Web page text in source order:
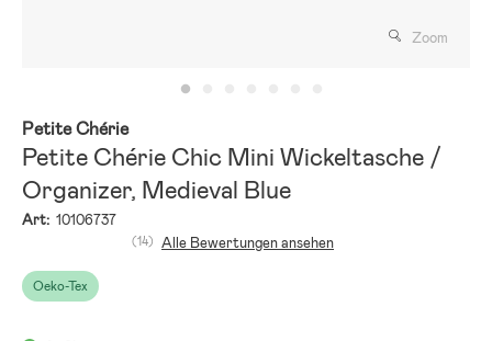
Zoom
Petite Chérie
Petite Chérie Chic Mini Wickeltasche /
Organizer, Medieval Blue
Art: 10106737
Oeko-Tex
(14) Alle Bewertungen ansehen